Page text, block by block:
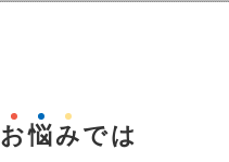
お悩みでは